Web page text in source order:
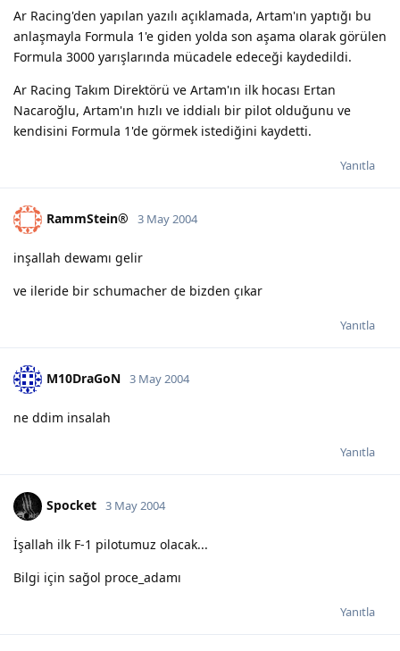
Ar Racing'den yapılan yazılı açıklamada, Artam'ın yaptığı bu
anlaşmayla Formula 1'e giden yolda son aşama olarak görülen
Formula 3000 yarışlarında mücadele edeceği kaydedildi.
Ar Racing Takım Direktörü ve Artam'ın ilk hocası Ertan
Nacaroğlu, Artam'ın hızlı ve iddialı bir pilot olduğunu ve
kendisini Formula 1'de görmek istediğini kaydetti.
Yanıtla
RammStein® 3 May 2004
inşallah dewamı gelir
ve ileride bir schumacher de bizden çıkar
Yanıtla
M10DraGoN 3 May 2004
ne ddim insalah
Yanıtla
Spocket 3 May 2004
İşallah ilk F-1 pilotumuz olacak...
Bilgi için sağol proce_adamı
Yanıtla